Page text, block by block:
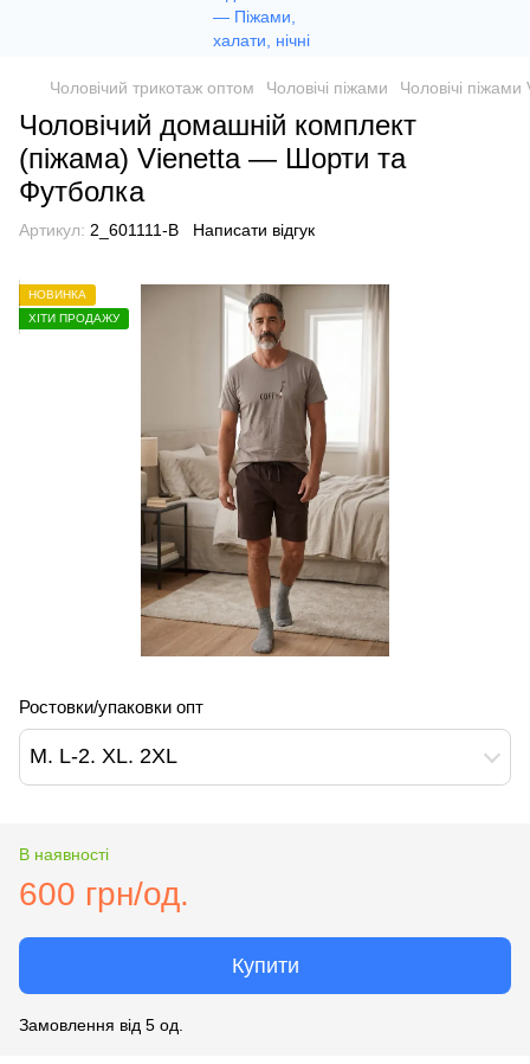
Чоловічий трикотаж оптом Чоловічі піжами Чоловічі
Чоловічий домашній комплект
(піжама) Vienetta — Шорти та
Футболка
Артикул: 2_601111-B Написати відгук
НОВИНКА
ХІТИ ПРОДАЖУ
Ростовки/упаковки опт
M. L-2. XL. 2XL
В наявності
600 грн/од.
Купити
Замовлення від 5 од.